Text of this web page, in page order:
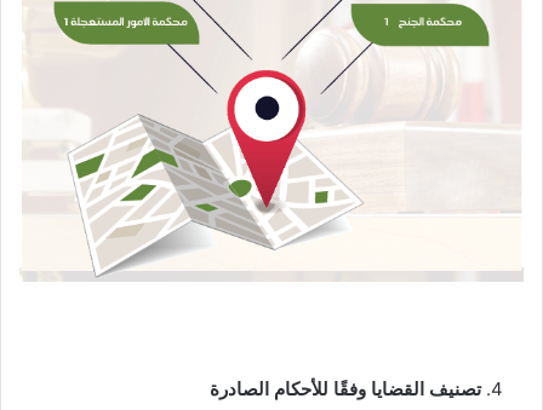
تصنيف القضايا وفقًا للأحكام الصادرة